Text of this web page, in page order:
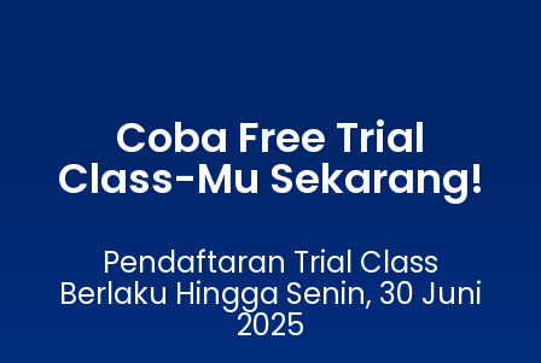
Coba Free Trial
Class-Mu Sekarang!
Pendaftaran Trial Class
Berlaku Hingga Senin, 30 Juni
2025